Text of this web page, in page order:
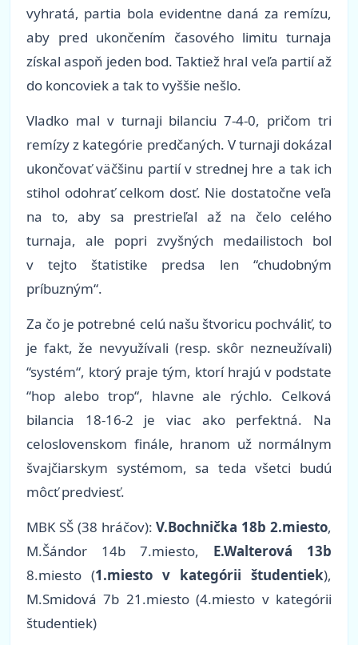
vyhratá, partia bola evidentne daná za remízu,
aby pred ukončením časového limitu turnaja
získal aspoň jeden bod. Taktiež hral veľa partií až
do koncoviek a tak to vyššie nešlo.
Vladko mal v turnaji bilanciu 7-4-0, pričom tri
remízy z kategórie predčaných. V turnaji dokázal
ukončovať väčšinu partií v strednej hre a tak ich
stihol odohrať celkom dosť. Nie dostatočne veľa
na to, aby sa prestrieľal až na čelo celého
turnaja, ale popri zvyšných medailistoch bol
v tejto štatistike predsa len “chudobným
príbuzným“.
Za čo je potrebné celú našu štvoricu pochváliť, to
je fakt, že nevyužívali (resp. skôr nezneužívali)
“systém“, ktorý praje tým, ktorí hrajú v podstate
“hop alebo trop“, hlavne ale rýchlo. Celková
bilancia 18-16-2 je viac ako perfektná. Na
celoslovenskom finále, hranom už normálnym
švajčiarskym systémom, sa teda všetci budú
môcť predviesť.
MBK SŠ (38 hráčov):V.Bochnička 18b 2.miesto,
M.Šándor 14b 7.miesto, E.Walterová 13b
8.miesto (1.miesto v kategórii študentiek),
M.Smidová 7b 21.miesto (4.miesto v kategórii
študentiek)